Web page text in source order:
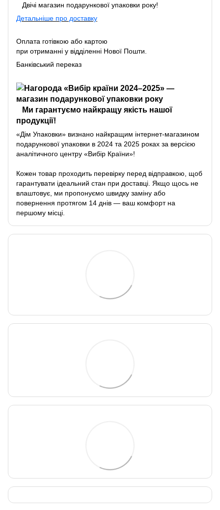
Двічі магазин подарункової упаковки року!
Детальніше про доставку
Оплата готівкою або картою
при отриманні у відділенні Нової Пошти.
Банківський переказ
Ми гарантуємо найкращу якість нашої
продукції!
«Дім Упаковки» визнано найкращим інтернет-магазином
подарункової упаковки в 2024 та 2025 роках за версією
аналітичного центру «Вибір Країни»!
Кожен товар проходить перевірку перед відправкою, щоб
гарантувати ідеальний стан при доставці. Якщо щось не
влаштовує, ми пропонуємо швидку заміну або
повернення протягом 14 днів — ваш комфорт на
першому місці.